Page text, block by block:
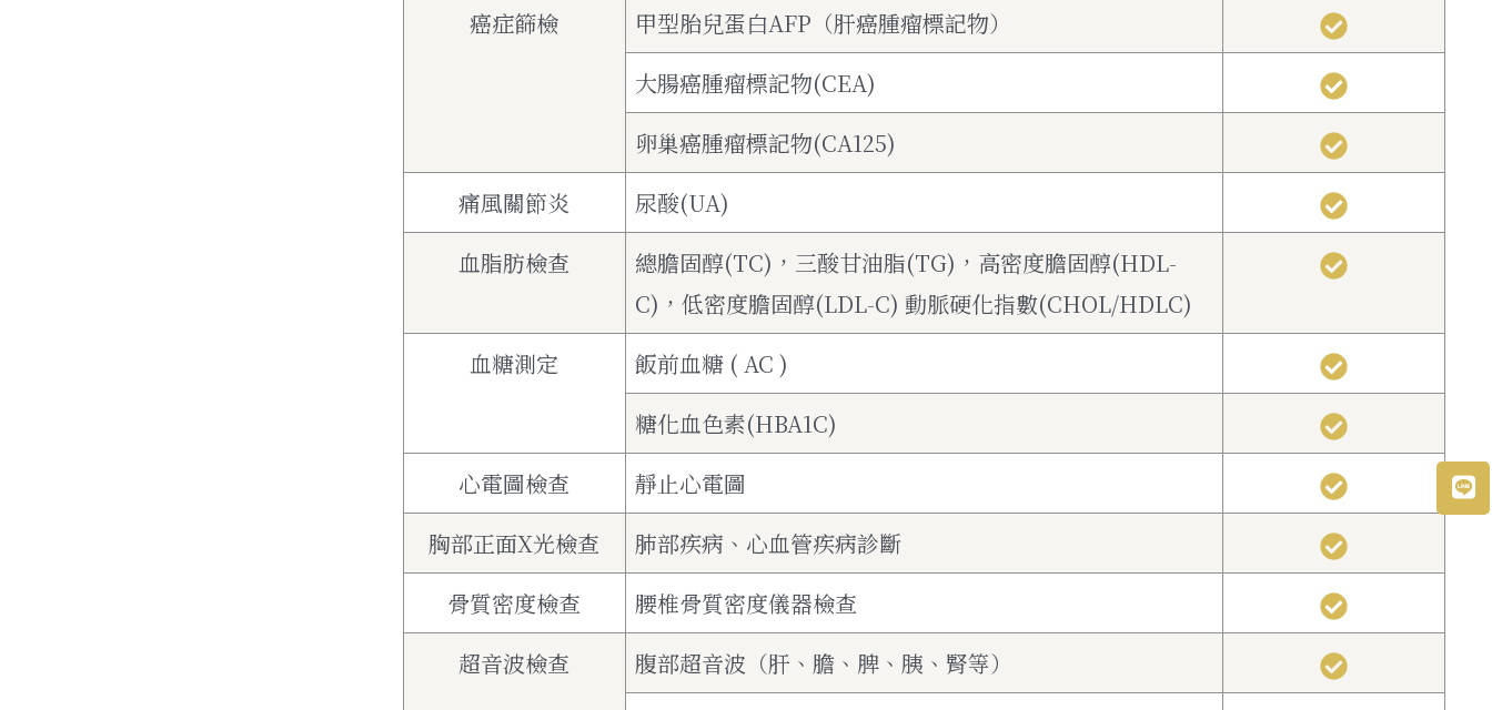
癌症篩檢
甲型胎兒蛋白AFP（肝癌腫瘤標記物）
大腸癌腫瘤標記物(CEA)
卵巢癌腫瘤標記物(CA125)
痛風關節炎
尿酸(UA)
血脂肪檢查
總膽固醇(TC)，三酸甘油脂(TG)，高密度膽固醇(HDL-
C)，低密度膽固醇(LDL-C) 動脈硬化指數(CHOL/HDLC)
血糖測定
飯前血糖 ( AC )
糖化血色素(HBA1C)
心電圖檢查
靜止心電圖
胸部正面X光檢查
肺部疾病、心血管疾病診斷
骨質密度檢查
腰椎骨質密度儀器檢查
超音波檢查
腹部超音波（肝、膽、脾、胰、腎等）